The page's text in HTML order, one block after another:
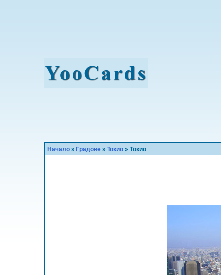
Начало » Градове » Токио » Токио